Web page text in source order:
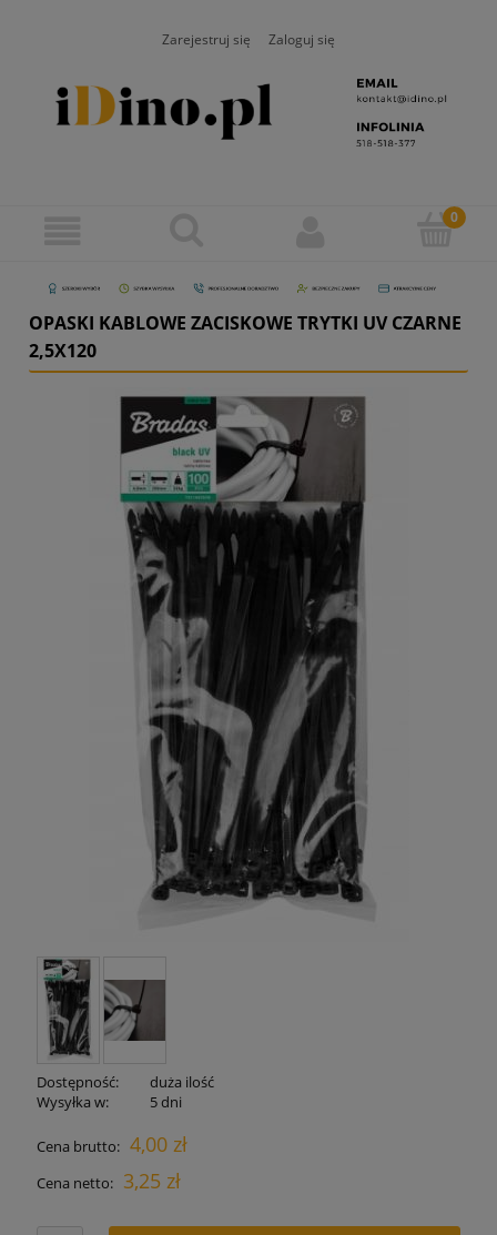
Zarejestruj się Zaloguj się
OPASKI KABLOWE ZACISKOWE TRYTKI UV CZARNE
2,5X120
Dostępność:
duża ilość
Wysyłka w:
5 dni
Cena brutto: 4,00 zł
Cena netto: 3,25 zł